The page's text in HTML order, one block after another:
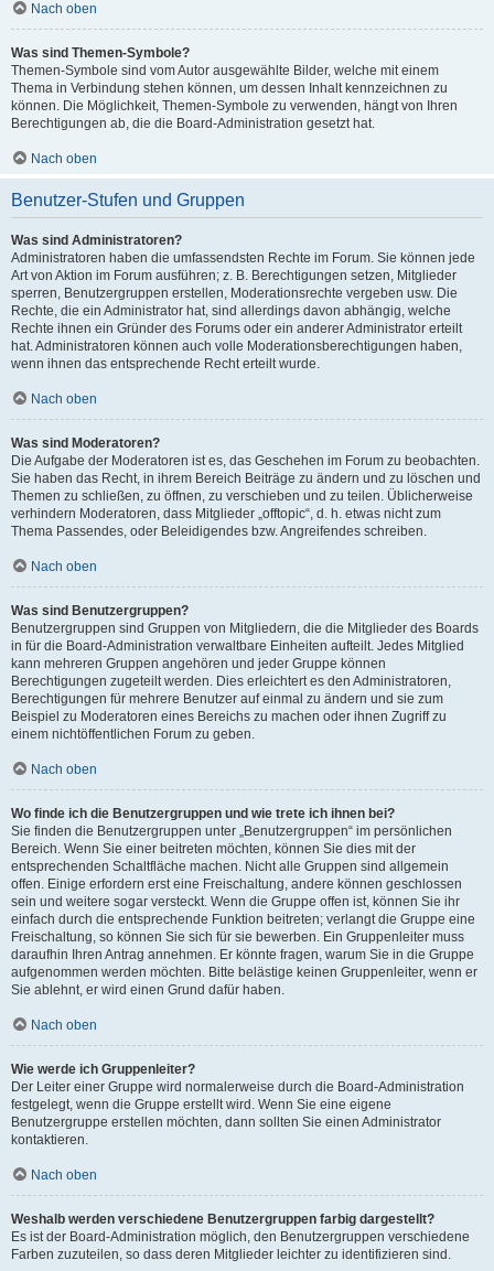
Nach oben
Was sind Themen-Symbole?
Themen-Symbole sind vom Autor ausgewählte Bilder, welche mit einem
Thema in Verbindung stehen können, um dessen Inhalt kennzeichnen zu
können. Die Möglichkeit, Themen-Symbole zu verwenden, hängt von Ihren
Berechtigungen ab, die die Board-Administration gesetzt hat.
Nach oben
Benutzer-Stufen und Gruppen
Was sind Administratoren?
Administratoren haben die umfassendsten Rechte im Forum. Sie können jede
Art von Aktion im Forum ausführen; z. B. Berechtigungen setzen, Mitglieder
sperren, Benutzergruppen erstellen, Moderationsrechte vergeben usw. Die
Rechte, die ein Administrator hat, sind allerdings davon abhängig, welche
Rechte ihnen ein Gründer des Forums oder ein anderer Administrator erteilt
hat. Administratoren können auch volle Moderationsberechtigungen haben,
wenn ihnen das entsprechende Recht erteilt wurde.
Nach oben
Was sind Moderatoren?
Die Aufgabe der Moderatoren ist es, das Geschehen im Forum zu beobachten.
Sie haben das Recht, in ihrem Bereich Beiträge zu ändern und zu löschen und
Themen zu schließen, zu öffnen, zu verschieben und zu teilen. Üblicherweise
verhindern Moderatoren, dass Mitglieder „offtopic“, d. h. etwas nicht zum
Thema Passendes, oder Beleidigendes bzw. Angreifendes schreiben.
Nach oben
Was sind Benutzergruppen?
Benutzergruppen sind Gruppen von Mitgliedern, die die Mitglieder des Boards
in für die Board-Administration verwaltbare Einheiten aufteilt. Jedes Mitglied
kann mehreren Gruppen angehören und jeder Gruppe können
Berechtigungen zugeteilt werden. Dies erleichtert es den Administratoren,
Berechtigungen für mehrere Benutzer auf einmal zu ändern und sie zum
Beispiel zu Moderatoren eines Bereichs zu machen oder ihnen Zugriff zu
einem nichtöffentlichen Forum zu geben.
Nach oben
Wo finde ich die Benutzergruppen und wie trete ich ihnen bei?
Sie finden die Benutzergruppen unter „Benutzergruppen“ im persönlichen
Bereich. Wenn Sie einer beitreten möchten, können Sie dies mit der
entsprechenden Schaltfläche machen. Nicht alle Gruppen sind allgemein
offen. Einige erfordern erst eine Freischaltung, andere können geschlossen
sein und weitere sogar versteckt. Wenn die Gruppe offen ist, können Sie ihr
einfach durch die entsprechende Funktion beitreten; verlangt die Gruppe eine
Freischaltung, so können Sie sich für sie bewerben. Ein Gruppenleiter muss
daraufhin Ihren Antrag annehmen. Er könnte fragen, warum Sie in die Gruppe
aufgenommen werden möchten. Bitte belästige keinen Gruppenleiter, wenn er
Sie ablehnt, er wird einen Grund dafür haben.
Nach oben
Wie werde ich Gruppenleiter?
Der Leiter einer Gruppe wird normalerweise durch die Board-Administration
festgelegt, wenn die Gruppe erstellt wird. Wenn Sie eine eigene
Benutzergruppe erstellen möchten, dann sollten Sie einen Administrator
kontaktieren.
Nach oben
Weshalb werden verschiedene Benutzergruppen farbig dargestellt?
Es ist der Board-Administration möglich, den Benutzergruppen verschiedene
Farben zuzuteilen, so dass deren Mitglieder leichter zu identifizieren sind.